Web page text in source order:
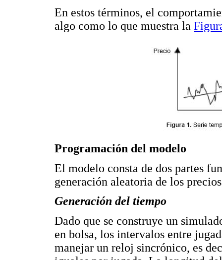
En estos términos, el
algo como lo que muestra la
Programación del modelo
El modelo consta de dos partes
generación aleatoria de los
Generación del tiempo
Dado que se construye un
en bolsa, los intervalos entre
manejar un reloj sincrónico, es